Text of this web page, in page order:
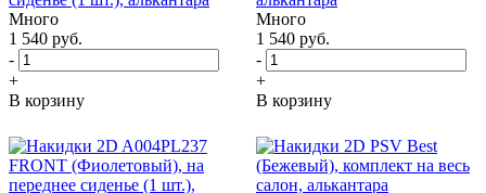
Много
1 540 руб.
-
+
В корзину
Много
1 540 руб.
-
+
В корзину